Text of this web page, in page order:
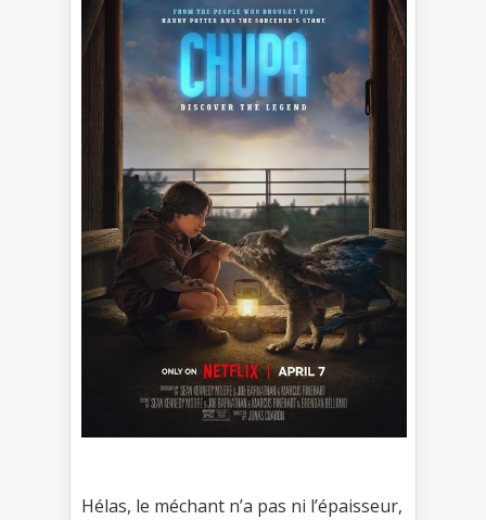
Hélas, le méchant n’a pas ni l’épaisseur,